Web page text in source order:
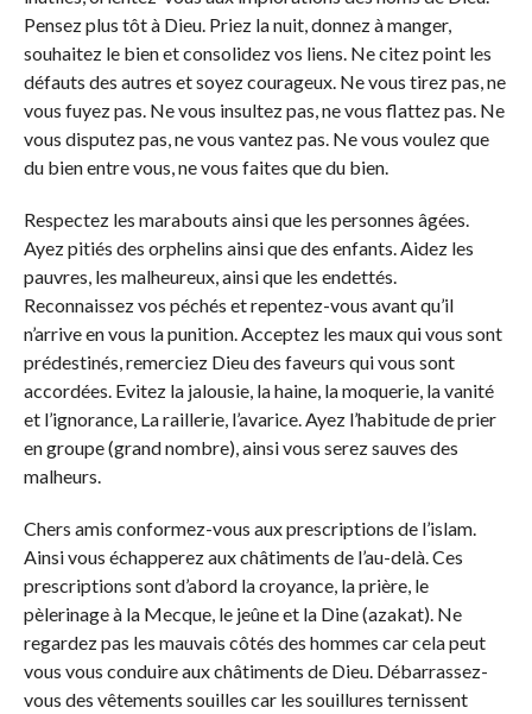
Pensez plus tôt à Dieu. Priez la nuit, donnez à manger,
souhaitez le bien et consolidez vos liens. Ne citez point les
défauts des autres et soyez courageux. Ne vous tirez pas, ne
vous fuyez pas. Ne vous insultez pas, ne vous flattez pas. Ne
vous disputez pas, ne vous vantez pas. Ne vous voulez que
du bien entre vous, ne vous faites que du bien.
Respectez les marabouts ainsi que les personnes âgées.
Ayez pitiés des orphelins ainsi que des enfants. Aidez les
pauvres, les malheureux, ainsi que les endettés.
Reconnaissez vos péchés et repentez-vous avant qu’il
n’arrive en vous la punition. Acceptez les maux qui vous sont
prédestinés, remerciez Dieu des faveurs qui vous sont
accordées. Evitez la jalousie, la haine, la moquerie, la vanité
et l’ignorance, La raillerie, l’avarice. Ayez l’habitude de prier
en groupe (grand nombre), ainsi vous serez sauves des
malheurs.
Chers amis conformez-vous aux prescriptions de l’islam.
Ainsi vous échapperez aux châtiments de l’au-delà. Ces
prescriptions sont d’abord la croyance, la prière, le
pèlerinage à la Mecque, le jeûne et la Dine (azakat). Ne
regardez pas les mauvais côtés des hommes car cela peut
vous vous conduire aux châtiments de Dieu. Débarrassez-
vous des vêtements souilles car les souillures ternissent